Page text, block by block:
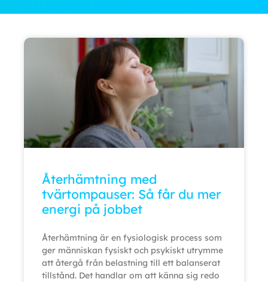
Återhämtning med
tvärtompauser: Så får du mer
energi på jobbet
Återhämtning är en fysiologisk process som
ger människan fysiskt och psykiskt utrymme
att återgå från belastning till ett balanserat
tillstånd. Det handlar om att känna sig redo